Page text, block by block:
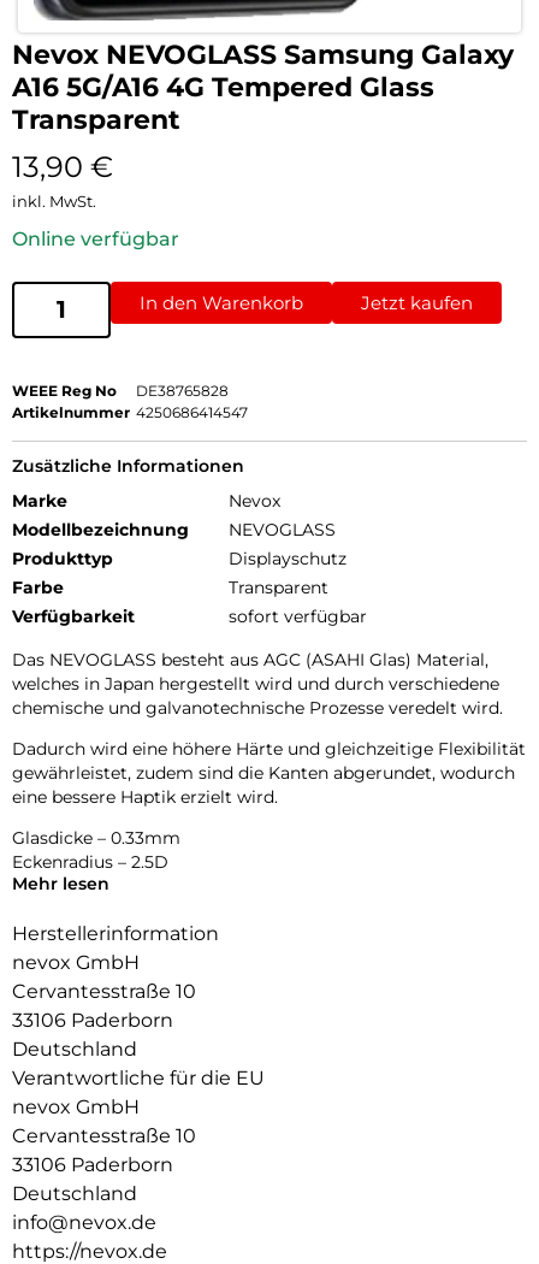
Nevox NEVOGLASS Samsung Galaxy
A16 5G/A16 4G Tempered Glass
Transparent
13,90 €
inkl. MwSt.
Online verfügbar
In den Warenkorb Jetzt kaufen
WEEE Reg No
DE38765828
Artikelnummer 4250686414547
Zusätzliche Informationen
Marke
Nevox
Modellbezeichnung
NEVOGLASS
Produkttyp
Displayschutz
Farbe
Transparent
Verfügbarkeit
sofort verfügbar
Das NEVOGLASS besteht aus AGC (ASAHI Glas) Material,
welches in Japan hergestellt wird und durch verschiedene
chemische und galvanotechnische Prozesse veredelt wird.
Dadurch wird eine höhere Härte und gleichzeitige Flexibilität
gewährleistet, zudem sind die Kanten abgerundet, wodurch
eine bessere Haptik erzielt wird.
Glasdicke – 0.33mm
Eckenradius – 2.5D
Material Art Crystal Klar
Mehr lesen
Herstellerinformation
nevox GmbH
Cervantesstraße 10
33106 Paderborn
Deutschland
Verantwortliche für die EU
nevox GmbH
Cervantesstraße 10
33106 Paderborn
Deutschland
info@nevox.de
https://nevox.de